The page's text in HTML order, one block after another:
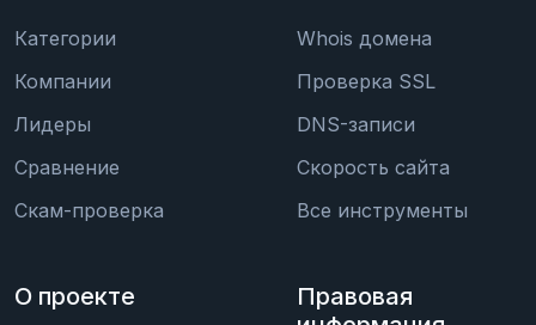
Категории
Компании
Лидеры
Сравнение
Скам-проверка
Whois домена
Проверка SSL
DNS-записи
Скорость сайта
Все инструменты
О проекте
Правовая